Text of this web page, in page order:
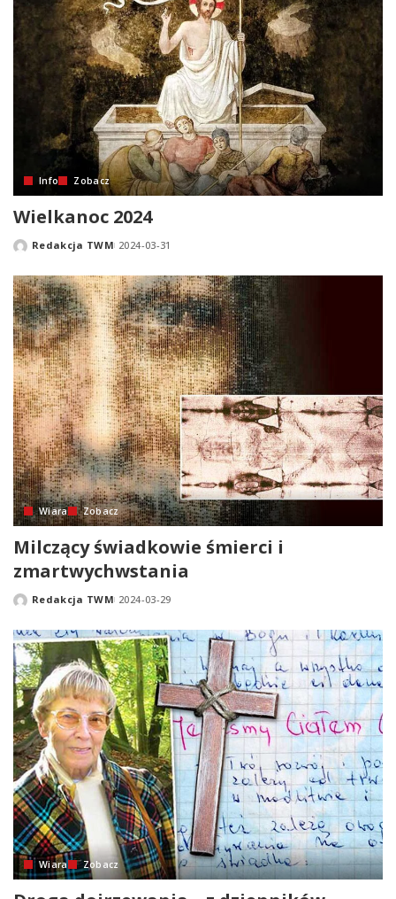
Info Zobacz
Wielkanoc 2024
PostedRedakcja TWM 2024-03-31
Wiara Zobacz
Milczący świadkowie śmierci i
zmartwychwstania
PostedRedakcja TWM 2024-03-29
Wiara Zobacz